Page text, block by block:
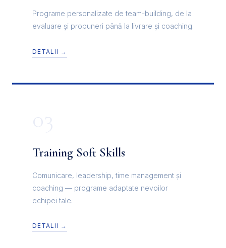
Programe personalizate de team-building, de la
evaluare și propuneri până la livrare și coaching.
DETALII →
Training Soft Skills
Comunicare, leadership, time management și
coaching — programe adaptate nevoilor
echipei tale.
DETALII →